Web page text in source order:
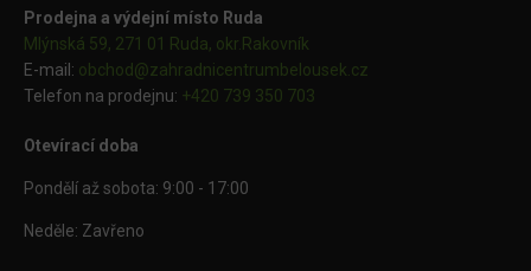
Prodejna a výdejní místo Ruda
Mlýnská 59, 271 01 Ruda, okr.Rakovník
E-mail: obchod@zahradnicentrumbelousek.cz
Telefon na prodejnu: +420 739 350 703
Otevírací doba
Pondělí až sobota: 9:00 - 17:00
Neděle: Zavřeno